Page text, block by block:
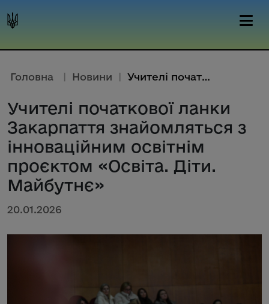
Головна | Новини | Учителі початкової ланки Закар...
Учителі початкової ланки
Закарпаття знайомляться з
інноваційним освітнім
проєктом «Освіта. Діти.
Майбутнє»
20.01.2026